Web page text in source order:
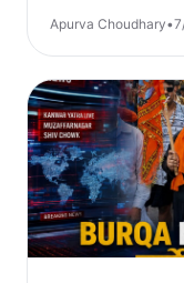
Apurva Choudhary•